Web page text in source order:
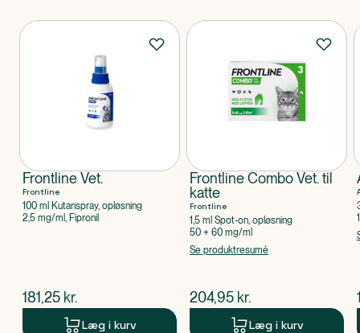
Produkter
Frontline Vet.
Frontline
100 ml Kutanspray, opløsning
2,5 mg/ml, Fipronil
$nuværende pris
181,25 kr.
Læg i kurv
Frontline Combo Vet. til
katte
Frontline
1,5 ml Spot-on, opløsning
50 + 60 mg/ml
Se produktresumé
$nuværende pris
204,95 kr.
Læg i kurv